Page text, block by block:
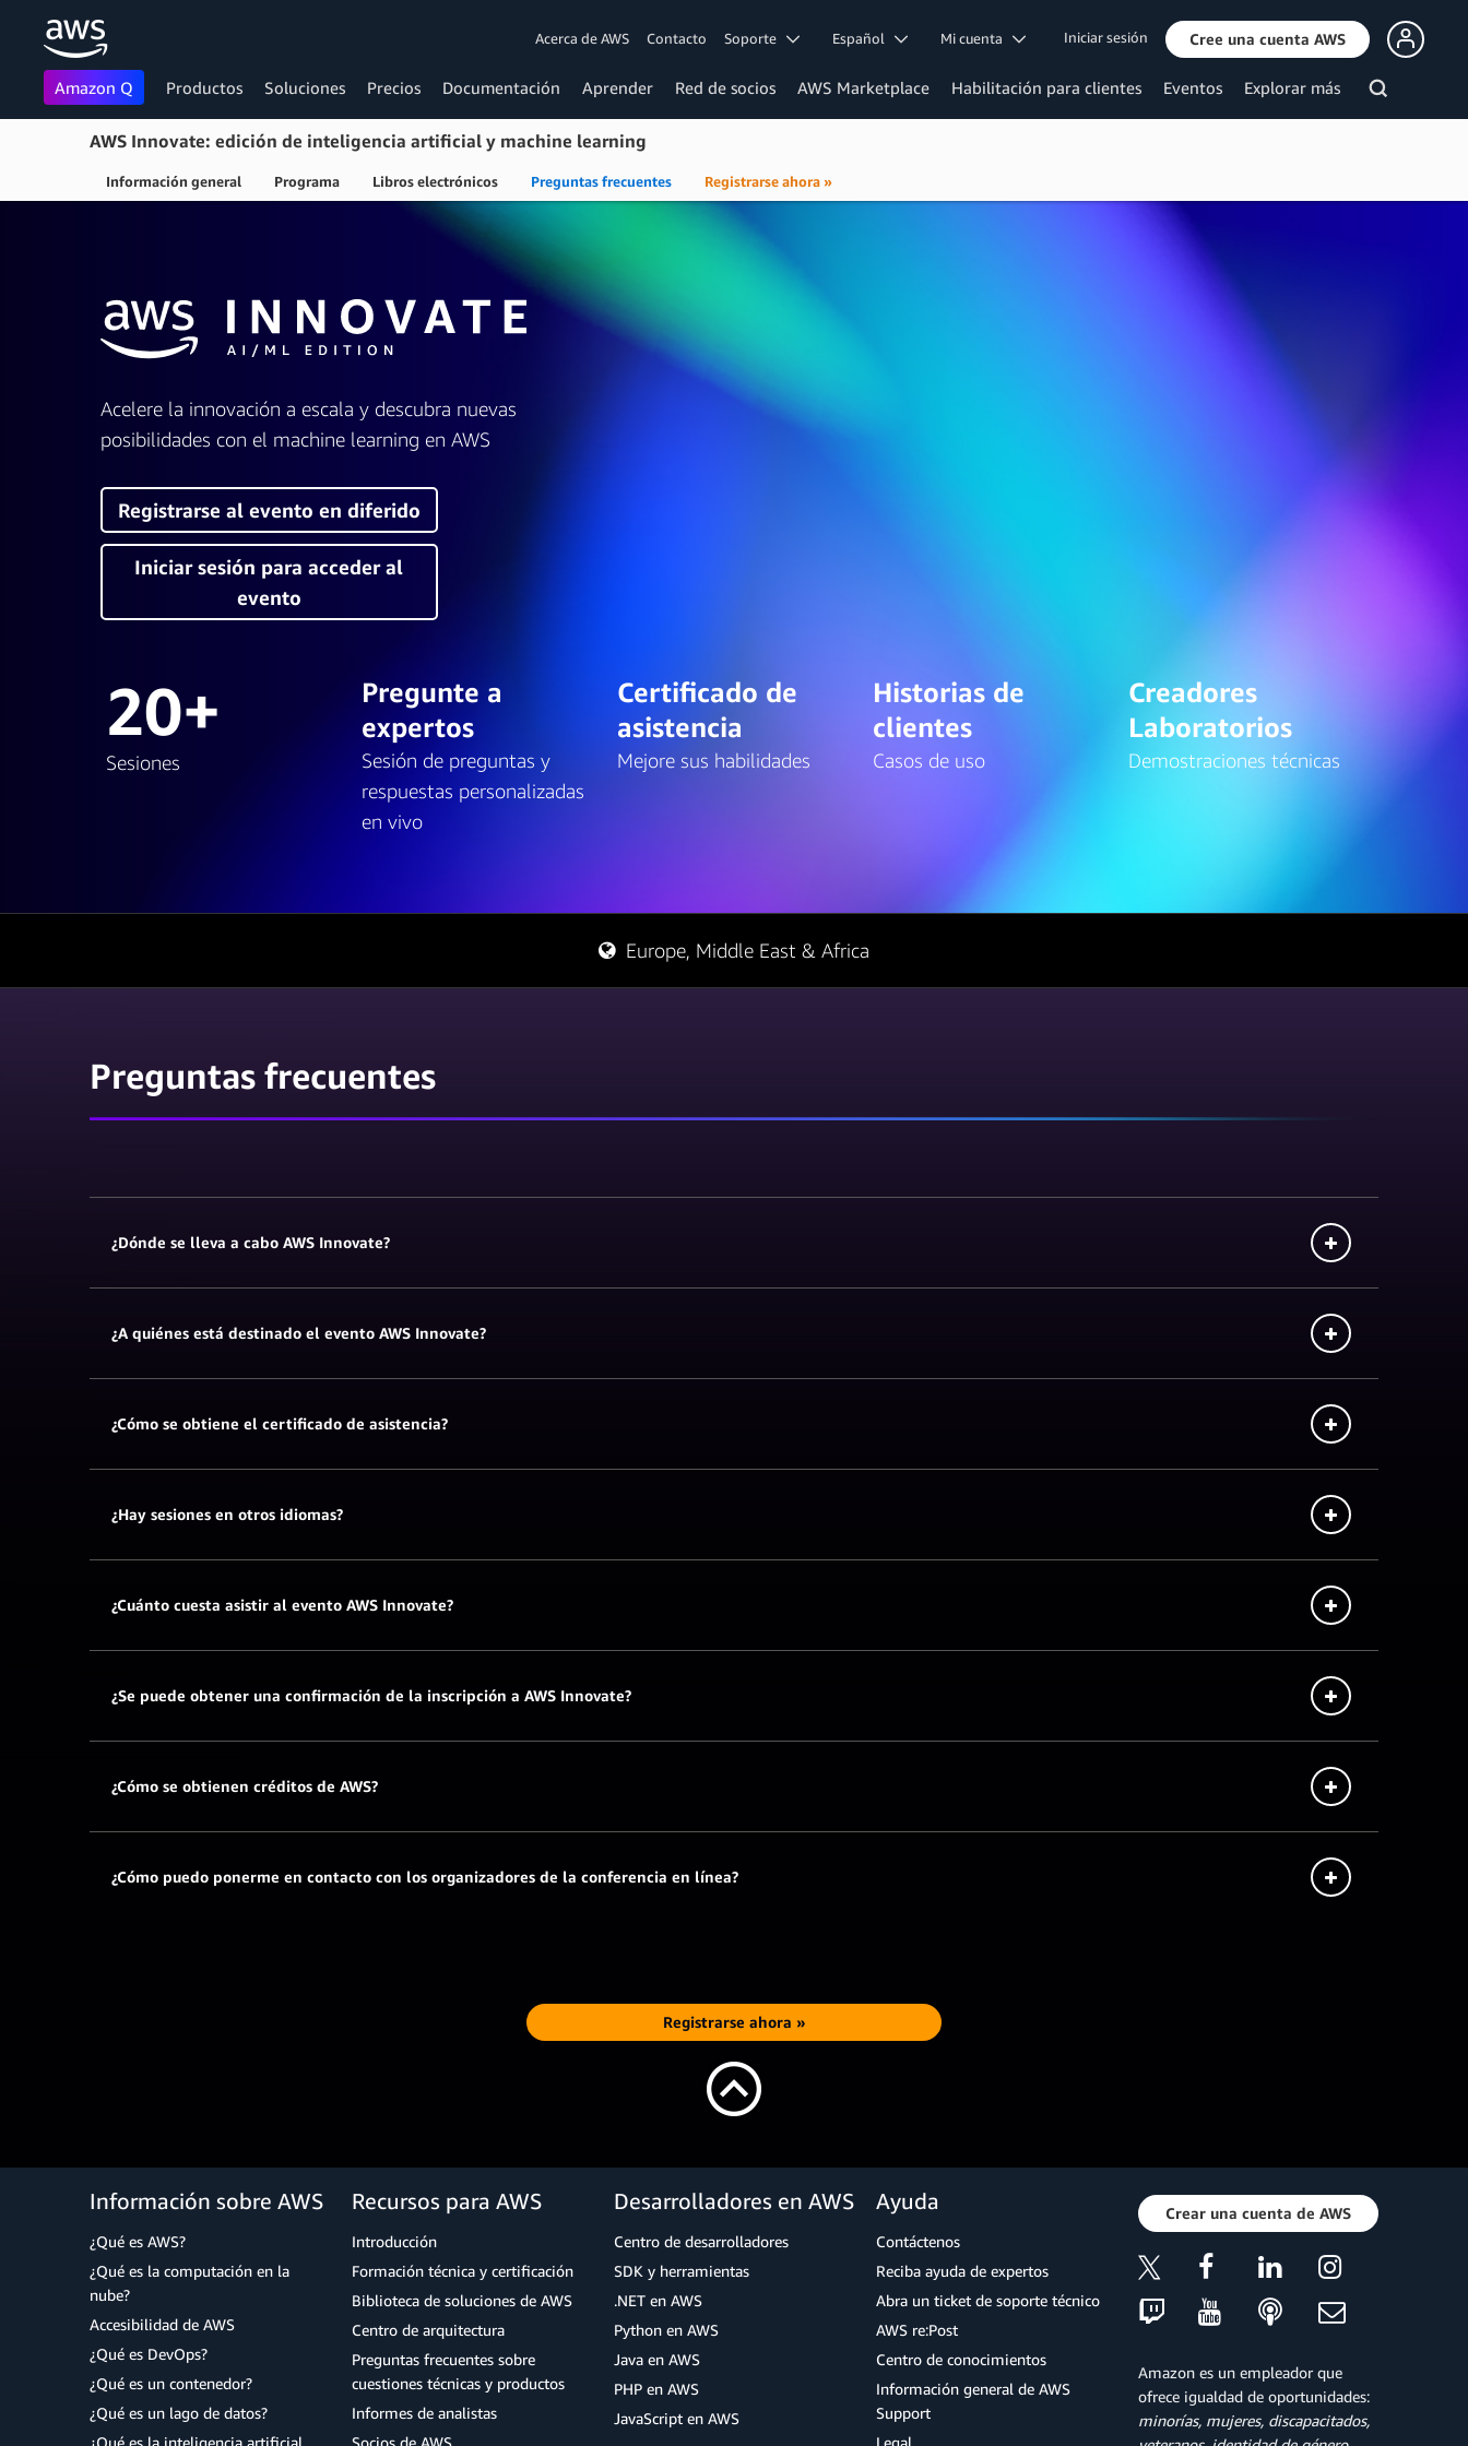
Acerca de AWS Contacto Soporte Español Mi cuenta Iniciar sesión Cree una cuenta AWS
Amazon Q Productos Soluciones Precios Documentación Aprender Red de socios AWS Marketplace Habilitación para clientes Eventos Explorar más
AWS Innovate: edición de inteligencia artificial y machine learning
Información general Programa Libros electrónicos Preguntas frecuentes Registrarse ahora »
Acelere la innovación a escala y descubra nuevas
posibilidades con el machine learning en AWS
Registrarse al evento en diferido
Iniciar sesión para acceder al
evento
20+
Sesiones
Pregunte a
expertos
Sesión de preguntas y
respuestas personalizadas
en vivo
Certificado de
asistencia
Mejore sus habilidades
Historias de
clientes
Casos de uso
Creadores
Laboratorios
Demostraciones técnicas
Europe, Middle East & Africa
Preguntas frecuentes
¿Dónde se lleva a cabo AWS Innovate?
¿A quiénes está destinado el evento AWS Innovate?
¿Cómo se obtiene el certificado de asistencia?
¿Hay sesiones en otros idiomas?
¿Cuánto cuesta asistir al evento AWS Innovate?
¿Se puede obtener una confirmación de la inscripción a AWS Innovate?
¿Cómo se obtienen créditos de AWS?
¿Cómo puedo ponerme en contacto con los organizadores de la conferencia en línea?
Registrarse ahora »
Información sobre AWS
¿Qué es AWS?
¿Qué es la computación en la
nube?
Accesibilidad de AWS
¿Qué es DevOps?
¿Qué es un contenedor?
¿Qué es un lago de datos?
Recursos para AWS
Introducción
Formación técnica y certificación
Biblioteca de soluciones de AWS
Centro de arquitectura
Preguntas frecuentes sobre
cuestiones técnicas y productos
Informes de analistas
Desarrolladores en AWS
Centro de desarrolladores
SDK y herramientas
.NET en AWS
Python en AWS
Java en AWS
PHP en AWS
JavaScript en AWS
Ayuda
Contáctenos
Reciba ayuda de expertos
Abra un ticket de soporte técnico
AWS re:Post
Centro de conocimientos
Información general de AWS
Support
Crear una cuenta de AWS
Amazon es un empleador que
ofrece igualdad de oportunidades:
minorías, mujeres, discapacitados,